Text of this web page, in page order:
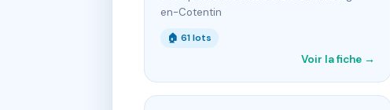
en-Cotentin
🏠 61 lots
Voir la fiche →